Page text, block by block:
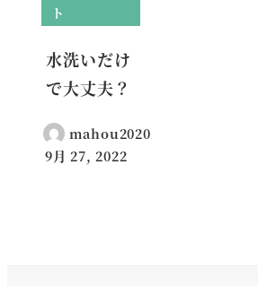
ト
水洗いだけ
で大丈夫？
mahou2020
投稿日
9月 27, 2022